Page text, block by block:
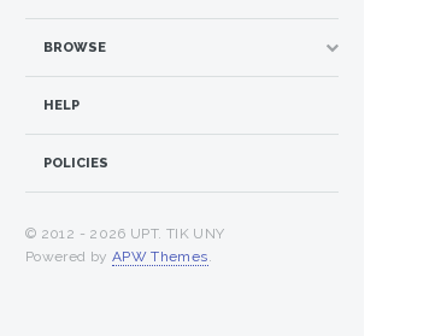
BROWSE
HELP
POLICIES
© 2012 - 2026 UPT. TIK UNY
Powered by APW Themes